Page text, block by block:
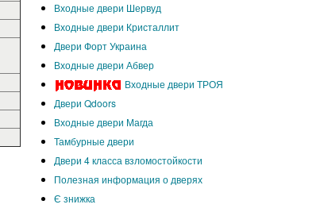
Входные двери Шервуд
Входные двери Кристаллит
Двери Форт Украина
Входные двери Абвер
Входные двери ТРОЯ
Двери Qdoors
Входные двери Магда
Тамбурные двери
Двери 4 класса взломостойкости
Полезная информация о дверях
Є знижка